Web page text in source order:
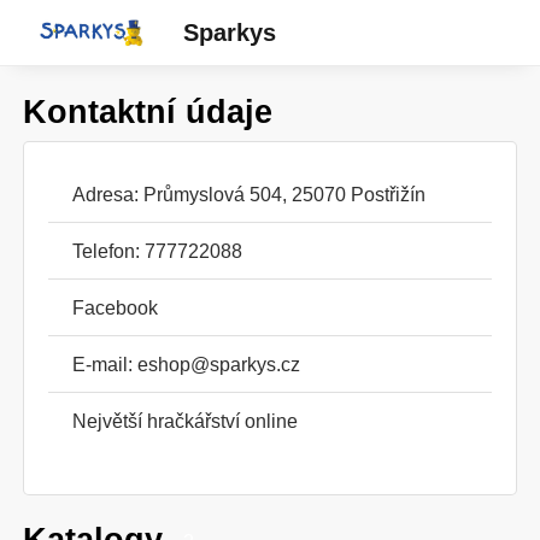
Sparkys
Kontaktní údaje
Adresa: Průmyslová 504, 25070 Postřižín
Telefon: 777722088
Facebook
E-mail: eshop@sparkys.cz
Největší hračkářství online